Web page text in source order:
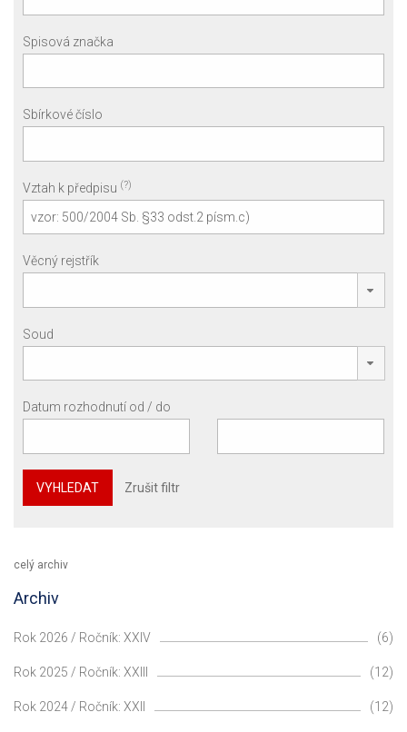
Spisová značka
Sbírkové číslo
Vztah k předpisu (?)
Věcný rejstřík
Soud
Datum rozhodnutí od / do
VYHLEDAT Zrušit filtr
celý archiv
Archiv
Rok 2026 / Ročník: XXIV (6)
Rok 2025 / Ročník: XXIII (12)
Rok 2024 / Ročník: XXII (12)